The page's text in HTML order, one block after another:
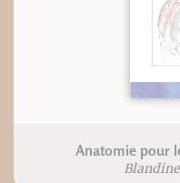
Anatomie pour